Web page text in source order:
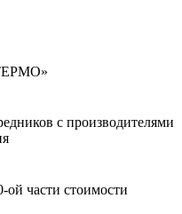
с производителями
ой части стоимости